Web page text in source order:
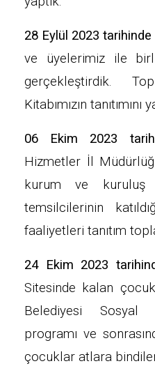
28 Eylül 2023 tarihinde
ve üyelerimiz ile
gerçekleştirdik.
Kitabımızın tanıtımını
06 Ekim 2023
Hizmetler İl
kurum ve kuruluş
temsilcilerinin
faaliyetleri tanıtım
24 Ekim 2023
Sitesinde kalan
Belediyesi Sosyal
programı ve
çocuklar atlara